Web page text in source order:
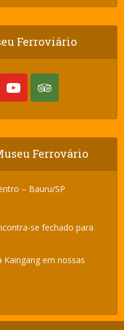
Ferroviário
Ferrovário
– Bauru/SP
se fechado para
em nossas